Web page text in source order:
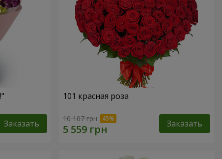
Заказать
101 красная роза
10 107 грн Заказать